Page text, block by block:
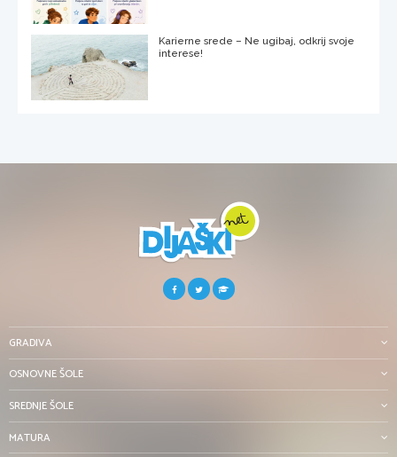
Karierne srede – Ne ugibaj, odkrij svoje
interese!
GRADIVA
OSNOVNE ŠOLE
SREDNJE ŠOLE
MATURA